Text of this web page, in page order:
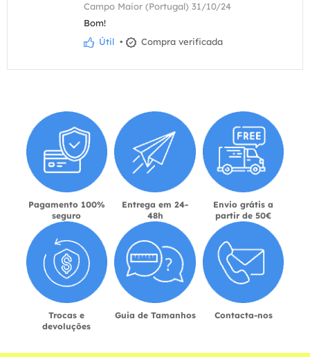
Campo Maior (Portugal) 31/10/24
Bom!
Útil • Compra verificada
Pagamento 100%
seguro
Entrega em 24-
48h
Envio grátis a
partir de 50€
Trocas e
devoluções
Guia de Tamanhos Contacta-nos